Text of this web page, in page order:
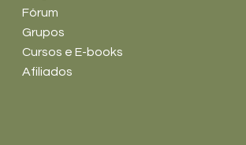
Fórum
Grupos
Cursos e E-books
Afiliados